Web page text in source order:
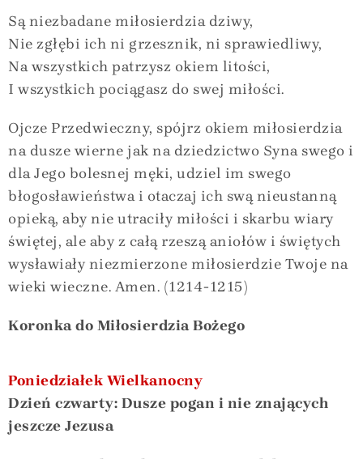
Są niezbadane miłosierdzia dziwy,
Nie zgłębi ich ni grzesznik, ni sprawiedliwy,
Na wszystkich patrzysz okiem litości,
I wszystkich pociągasz do swej miłości.
Ojcze Przedwieczny, spójrz okiem miłosierdzia
na dusze wierne jak na dziedzictwo Syna swego i
dla Jego bolesnej męki, udziel im swego
błogosławieństwa i otaczaj ich swą nieustanną
opieką, aby nie utraciły miłości i skarbu wiary
świętej, ale aby z całą rzeszą aniołów i świętych
wysławiały niezmierzone miłosierdzie Twoje na
wieki wieczne. Amen. (1214-1215)
Koronka do Miłosierdzia Bożego
Poniedziałek Wielkanocny
Dzień czwarty: Dusze pogan i nie znających
jeszcze Jezusa